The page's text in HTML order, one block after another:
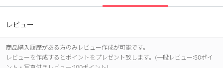
レビュー
商品購入履歴がある方のみレビュー作成が可能です。
レビューを作成するとポイントをプレゼント致します。(一般レビュー:50ポイ